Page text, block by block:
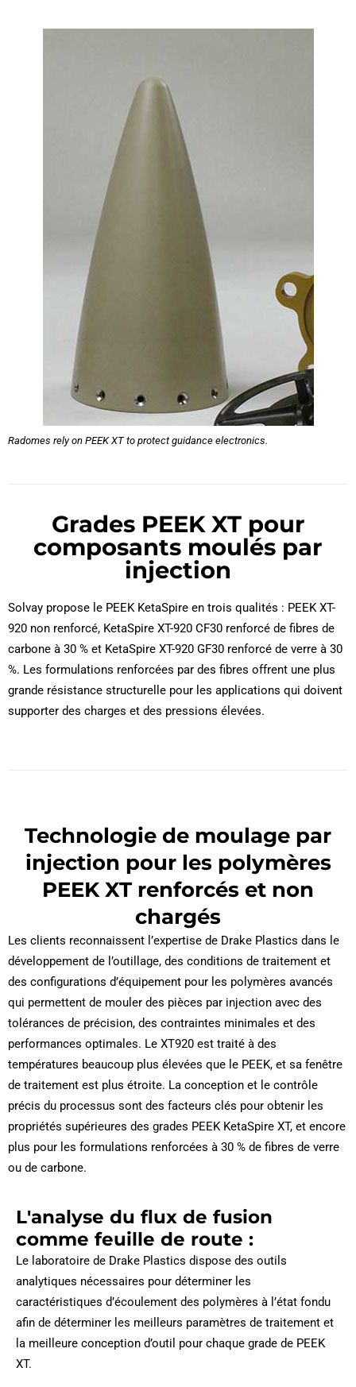
Radomes rely on PEEK XT to protect guidance electronics.
Grades PEEK XT pour
composants moulés par
injection
Solvay propose le PEEK KetaSpire en trois qualités : PEEK XT-
920 non renforcé, KetaSpire XT-920 CF30 renforcé de fibres de
carbone à 30 % et KetaSpire XT-920 GF30 renforcé de verre à 30
%. Les formulations renforcées par des fibres offrent une plus
grande résistance structurelle pour les applications qui doivent
supporter des charges et des pressions élevées.
Technologie de moulage par
injection pour les polymères
PEEK XT renforcés et non
chargés
Les clients reconnaissent l’expertise de Drake Plastics dans le
développement de l’outillage, des conditions de traitement et
des configurations d’équipement pour les polymères avancés
qui permettent de mouler des pièces par injection avec des
tolérances de précision, des contraintes minimales et des
performances optimales. Le XT920 est traité à des
températures beaucoup plus élevées que le PEEK, et sa fenêtre
de traitement est plus étroite. La conception et le contrôle
précis du processus sont des facteurs clés pour obtenir les
propriétés supérieures des grades PEEK KetaSpire XT, et encore
plus pour les formulations renforcées à 30 % de fibres de verre
ou de carbone.
L'analyse du flux de fusion
comme feuille de route :
Le laboratoire de Drake Plastics dispose des outils
analytiques nécessaires pour déterminer les
caractéristiques d’écoulement des polymères à l’état fondu
afin de déterminer les meilleurs paramètres de traitement et
la meilleure conception d’outil pour chaque grade de PEEK
XT.